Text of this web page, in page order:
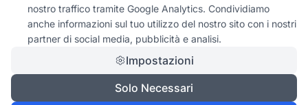
nostro traffico tramite Google Analytics. Condividiamo
anche informazioni sul tuo utilizzo del nostro sito con i nostri
partner di social media, pubblicità e analisi.
Impostazioni
Solo Necessari